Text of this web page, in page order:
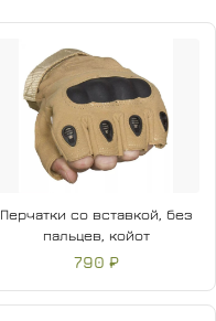
Перчатки со вставкой, без
пальцев, койот
790 ₽